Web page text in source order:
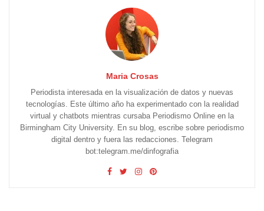
Maria Crosas
Periodista interesada en la visualización de datos y nuevas
tecnologías. Este último año ha experimentado con la realidad
virtual y chatbots mientras cursaba Periodismo Online en la
Birmingham City University. En su blog, escribe sobre periodismo
digital dentro y fuera las redacciones. Telegram
bot:telegram.me/dinfografia